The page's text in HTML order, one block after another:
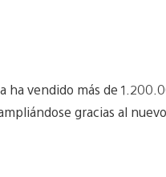
ha vendido más de
gracias al